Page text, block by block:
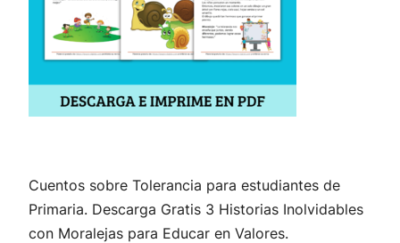
Cuentos sobre Tolerancia para estudiantes de
Primaria. Descarga Gratis 3 Historias Inolvidables
con Moralejas para Educar en Valores.